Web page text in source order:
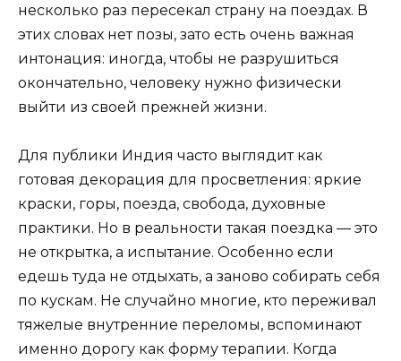
несколько раз пересекал страну на поездах. В
этих словах нет позы, зато есть очень важная
интонация: иногда, чтобы не разрушиться
окончательно, человеку нужно физически
выйти из своей прежней жизни.
Для публики Индия часто выглядит как
готовая декорация для просветления: яркие
краски, горы, поезда, свобода, духовные
практики. Но в реальности такая поездка — это
не открытка, а испытание. Особенно если
едешь туда не отдыхать, а заново собирать себя
по кускам. Не случайно многие, кто переживал
тяжелые внутренние переломы, вспоминают
именно дорогу как форму терапии. Когда